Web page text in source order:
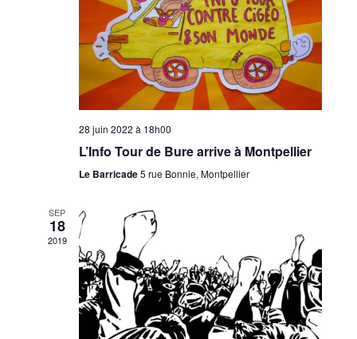
28 juin 2022 à 18h00
L’Info Tour de Bure arrive à Montpellier
Le Barricade5 rue Bonnie, Montpellier
SEP
18
2019